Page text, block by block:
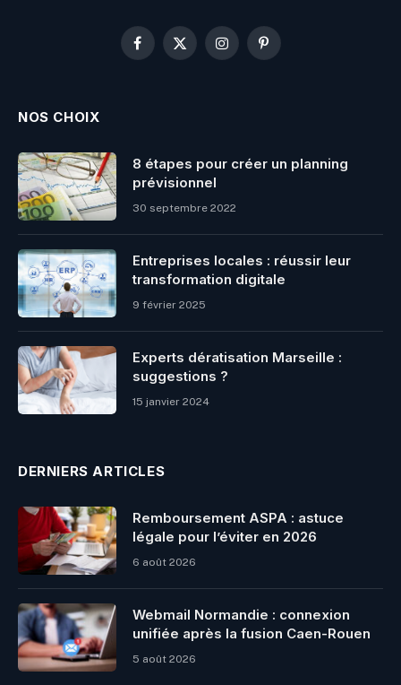
Facebook
X
InstagramPinterest
NOS CHOIX
8 étapes pour créer un planning
prévisionnel
30 septembre 2022
Entreprises locales : réussir leur
transformation digitale
9 février 2025
Experts dératisation Marseille :
suggestions ?
15 janvier 2024
DERNIERS ARTICLES
Remboursement ASPA : astuce
légale pour l’éviter en 2026
6 août 2026
Webmail Normandie : connexion
unifiée après la fusion Caen-Rouen
5 août 2026